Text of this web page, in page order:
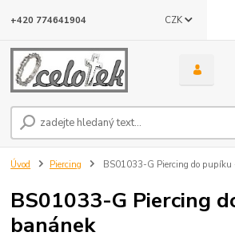
CZK
+420 774641904
Úvod Piercing BS01033-G Piercing do
BS01033-G Piercing
banánek